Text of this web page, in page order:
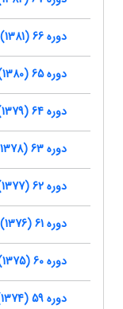
دوره 66 (1381)
دوره 65 (1380)
دوره 64 (1379)
دوره 63 (1378)
دوره 62 (1377)
دوره 61 (1376)
دوره 60 (1375)
دوره 59 (1374)